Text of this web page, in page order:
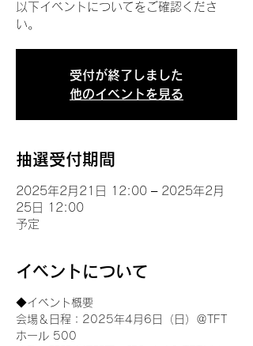
以下イベントについてをご確認くださ
い。
受付が終了しました
他のイベントを見る
抽選受付期間
2025年2月21日 12:00 – 2025年2月
25日 12:00
予定
イベントについて
◆イベント概要
会場＆日程：2025年4月6日（日）＠TFT
ホール 500